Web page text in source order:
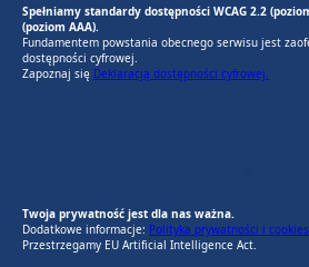
Spełniamy standardy dostępności WCAG 2.2
(poziom AAA).
Fundamentem powstania obecnego serwisu jest
dostępności cyfrowej.
Zapoznaj się Deklaracją dostępności cyfrowej.
Twoja prywatność jest dla nas ważna.
Dodatkowe informacje: Polityka prywatności i cookies
Przestrzegamy EU Artificial Intelligence Act.